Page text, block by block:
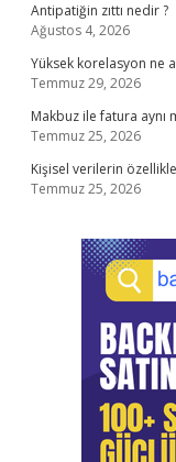
Antipatiğin zıttı nedir ?
Ağustos 4, 2026
Yüksek korelasyon ne
Temmuz 29, 2026
Makbuz ile fatura aynı
Temmuz 25, 2026
Kişisel verilerin
Temmuz 25, 2026